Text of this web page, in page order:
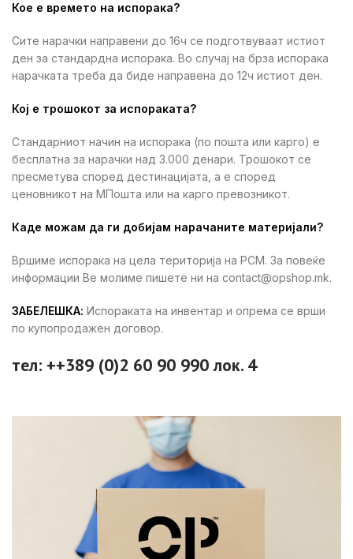
Кое е времето на испорака?
Сите нарачки направени до 16ч се подготвуваат истиот
ден за стандардна испорака. Во случај на брза испорака
нарачката треба да биде направена до 12ч истиот ден.
Кој е трошокот за испораката?
Стандарниот начин на испорака (по пошта или карго) е
бесплатна за нарачки над 3.000 денари. Трошокот се
пресметува според дестинацијата, а е според
ценовникот на МПошта или на карго превозникот.
Каде можам да ги добијам нарачаните материјали?
Вршиме испорака на цела територија на РСМ. За повеќе
информации Ве молиме пишете ни на contact@opshop.mk.
ЗАБЕЛЕШКА: Испораката на инвентар и опрема се врши
по купопродажен договор.
тел: ++389 (0)2 60 90 990 лок. 4